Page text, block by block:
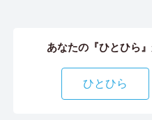
あなたの『ひとひら
ひとひら